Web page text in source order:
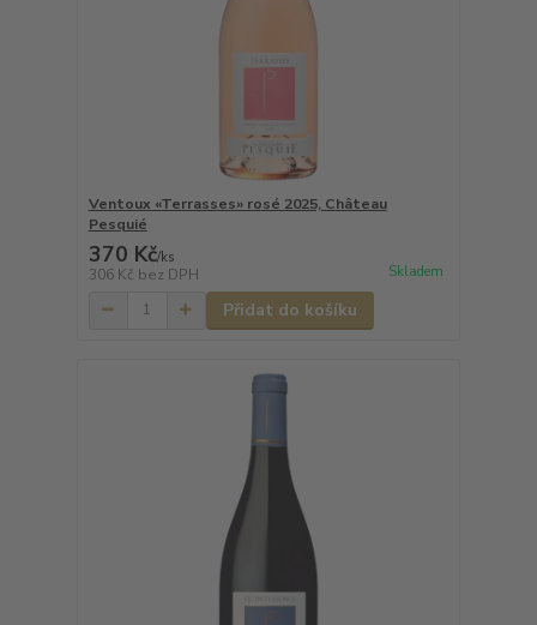
Ventoux «Terrasses» rosé 2025, Château
Pesquié
370 Kč/ks
306 Kč bez DPH Skladem
Přidat do košíku